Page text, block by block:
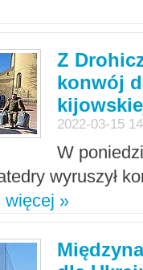
Z
konwój
2022-03-15
W
wyruszył
więcej »